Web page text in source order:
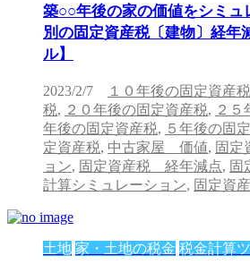
築○○年後の家の価値をシミュ
別の固定資産税〔建物〕経年
ル】
2023/2/7 １０年後の固定資産税
税, ２０年後の固定資産税, ２５
年後の固定資産税, ５年後の固
定資産税, 中古家屋 価値, 固定
ョン, 固定資産税 経年減点, 固
計算シミュレーション, 固定資
土地 家・土地の税金 税金計算